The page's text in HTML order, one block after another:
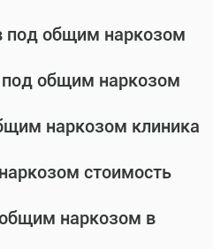
под общим наркозом
под общим наркозом
наркозом клиника
стоимость
наркозом в